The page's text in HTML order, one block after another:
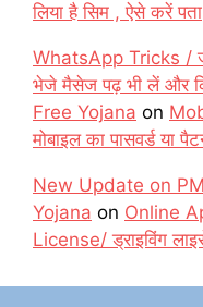
लिया है सिम , ऐसे करें पता
WhatsApp Tricks /
भेजे मैसेज पढ़ भी लें और
Free Yojana on
मोबाइल का पासवर्ड या
New Update on
Yojana on Online
License/ ड्राइविंग